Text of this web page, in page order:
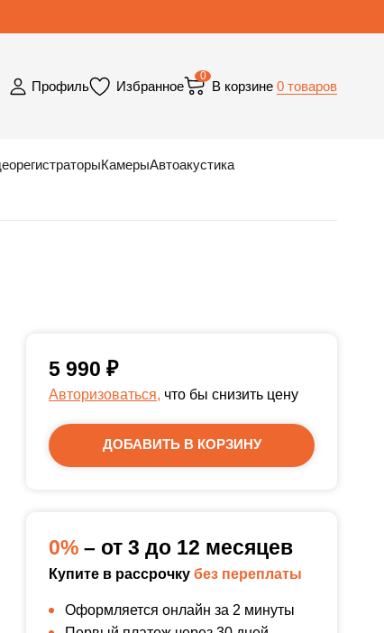
Профиль Избранное
0
В корзине 0 товаров
КамерыАвтоакустика
5 990 ₽
Авторизоваться, что бы снизить цену
ДОБАВИТЬ В КОРЗИНУ
0% – от 3 до 12 месяцев
Купите в рассрочку без переплаты
Оформляется онлайн за 2 минуты